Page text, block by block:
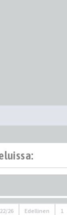
22/26 Edellinen 1